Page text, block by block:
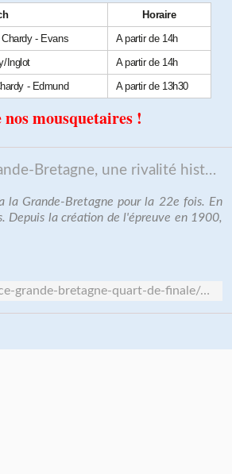
Horaire
- Evans
A partir de 14h
Inglot
A partir de 14h
- Edmund A partir de 13h30
mousquetaires !
France - Grande-Bretagne, une rivalité historique
la Grande-Bretagne pour la 22e fois. En
Depuis la création de l'épreuve en 1900,
http://www.fft.fr/coupe-davis-2017-france-grande-bretagne-quart-de-finale/articles/france-grande-bretagne-une-rivalite